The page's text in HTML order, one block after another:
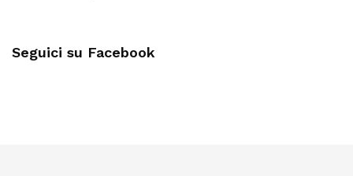
Seguici su Facebook